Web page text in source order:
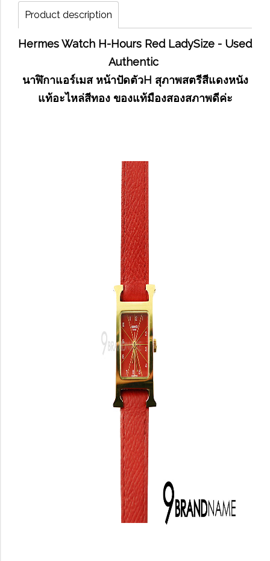
Product description
Hermes Watch H-Hours Red LadySize - Used
Authentic
นาฬิกาแอร์เมส หน้าปัดตัวH สุภาพสตรีสีแดงหนัง
แท้อะไหล่สีทอง ของแท้มืองสองสภาพดีค่ะ